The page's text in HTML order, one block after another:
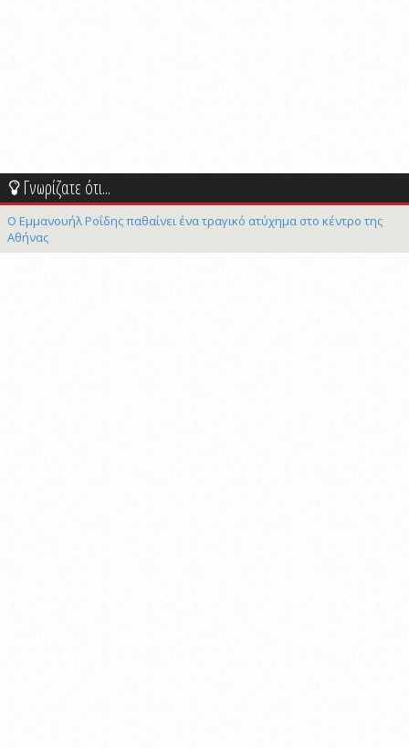
Γνωρίζατε ότι...
Ο Εμμανουήλ Ροΐδης παθαίνει ένα τραγικό ατύχημα στο κέντρο της
Αθήνας